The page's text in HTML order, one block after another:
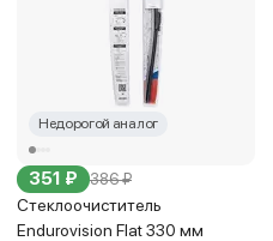
Недорогой аналог
351 ₽ 386 ₽
Стеклоочиститель
Endurovision Flat 330 мм